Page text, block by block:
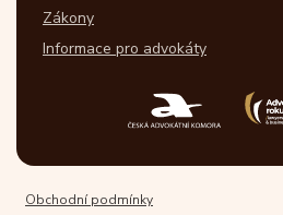
Zákony
Informace pro advokáty
Obchodní podmínky